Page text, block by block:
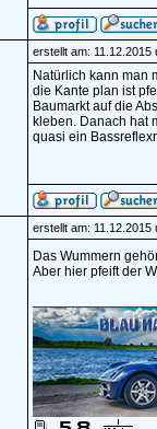
erstellt am: 11.12.2015
Natürlich kann man
die Kante plan ist
Baumarkt auf die
kleben. Danach hat
quasi ein
erstellt am: 11.12.2015
Das Wummern
Aber hier pfeift der